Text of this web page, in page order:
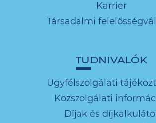
Karrier
Társadalmi
TUDNIVALÓK
Ügyfélszolgálati
Közszolgálati
Díjak és